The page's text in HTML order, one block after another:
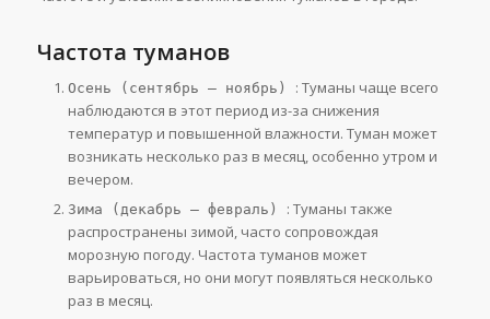
Частота туманов
Осень (сентябрь – ноябрь) : Туманы чаще всего
наблюдаются в этот период из-за снижения
температур и повышенной влажности. Туман может
возникать несколько раз в месяц, особенно утром и
вечером.
Зима (декабрь – февраль) : Туманы также
распространены зимой, часто сопровождая
морозную погоду. Частота туманов может
варьироваться, но они могут появляться несколько
раз в месяц.